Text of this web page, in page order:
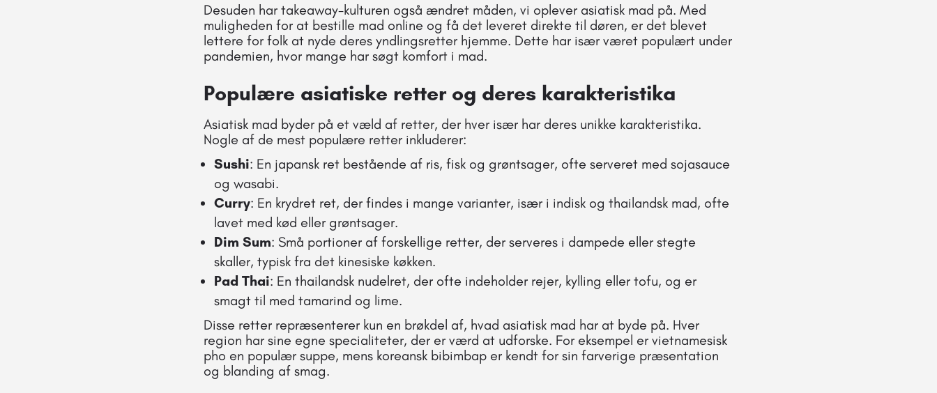
Desuden har takeaway-kulturen også ændret måden, vi oplever asiatisk mad på. Med
muligheden for at bestille mad online og få det leveret direkte til døren, er det blevet
lettere for folk at nyde deres yndlingsretter hjemme. Dette har især været populært under
pandemien, hvor mange har søgt komfort i mad.
Populære asiatiske retter og deres karakteristika
Asiatisk mad byder på et væld af retter, der hver især har deres unikke karakteristika.
Nogle af de mest populære retter inkluderer:
Sushi: En japansk ret bestående af ris, fisk og grøntsager, ofte serveret med sojasauce
og wasabi.
Curry: En krydret ret, der findes i mange varianter, især i indisk og thailandsk mad, ofte
lavet med kød eller grøntsager.
Dim Sum: Små portioner af forskellige retter, der serveres i dampede eller stegte
skaller, typisk fra det kinesiske køkken.
Pad Thai: En thailandsk nudelret, der ofte indeholder rejer, kylling eller tofu, og er
smagt til med tamarind og lime.
Disse retter repræsenterer kun en brøkdel af, hvad asiatisk mad har at byde på. Hver
region har sine egne specialiteter, der er værd at udforske. For eksempel er vietnamesisk
pho en populær suppe, mens koreansk bibimbap er kendt for sin farverige præsentation
og blanding af smag.